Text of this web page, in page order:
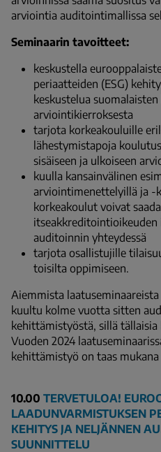
arviointia auditointimallissa
Seminaarin tavoitteet:
keskustella
periaatteiden (ESG)
keskustelua
arviointikierroksesta
tarjota korkeakouluille
lähestymistapoja
sisäiseen ja ulkoiseen
kuulla kansainvälinen
arviointimenettelyillä ja -
korkeakoulut voivat
auditoinnin yhteydessä
tarjota osallistujille
toisilta oppimiseen.
Aiemmista
kuultu kolme vuotta sitten
kehittämistyöstä, sillä
Vuoden 2024
kehittämistyö on taas mukana
10.00 TERVETULOA!
LAADUNVARMISTUKSEN
KEHITYS JA NELJÄNNEN
SUUNNITTELU